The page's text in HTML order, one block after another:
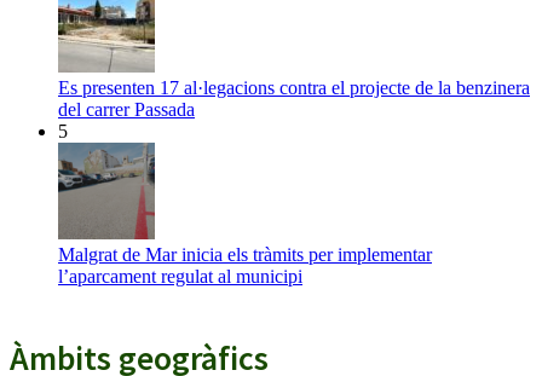
Es presenten 17 al·legacions contra el projecte de la benzinera
del carrer Passada
5
Malgrat de Mar inicia els tràmits per implementar
l’aparcament regulat al municipi
Àmbits geogràfics